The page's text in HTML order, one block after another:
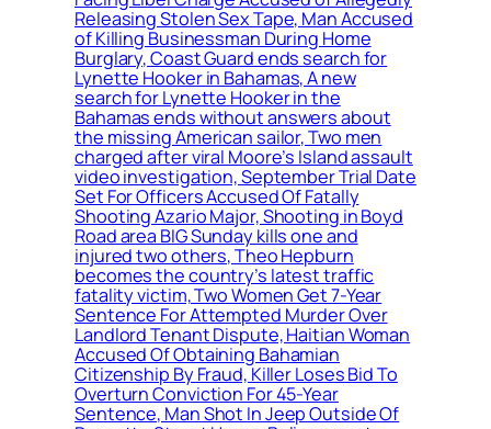
Releasing Stolen Sex Tape, Man Accused
of Killing Businessman During Home
Burglary, Coast Guard ends search for
Lynette Hooker in Bahamas, A new
search for Lynette Hooker in the
Bahamas ends without answers about
the missing American sailor, Two men
charged after viral Moore’s Island assault
video investigation, September Trial Date
Set For Officers Accused Of Fatally
Shooting Azario Major, Shooting in Boyd
Road area BIG Sunday kills one and
injured two others, Theo Hepburn
becomes the country’s latest traffic
fatality victim, Two Women Get 7-Year
Sentence For Attempted Murder Over
Landlord Tenant Dispute, Haitian Woman
Accused Of Obtaining Bahamian
Citizenship By Fraud, Killer Loses Bid To
Overturn Conviction For 45-Year
Sentence, Man Shot In Jeep Outside Of